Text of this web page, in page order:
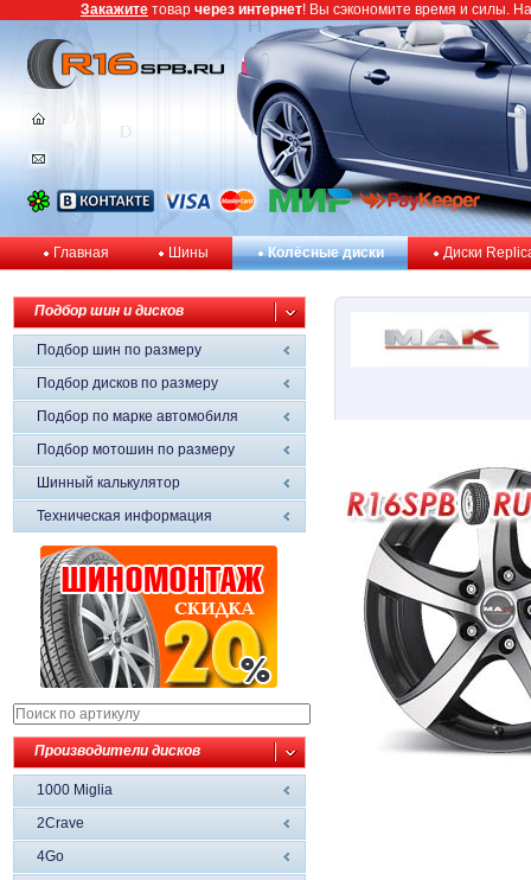
Главная Шины Колёсные диски Диски
Подбор шин и дисков
Подбор шин по размеру
Подбор дисков по размеру
Подбор по марке автомобиля
Подбор мотошин по размеру
Шинный калькулятор
Техническая информация
Производители дисков
1000 Miglia
2Crave
4Go
Закажите товар через интернет! Вы сэкономите время и силы.